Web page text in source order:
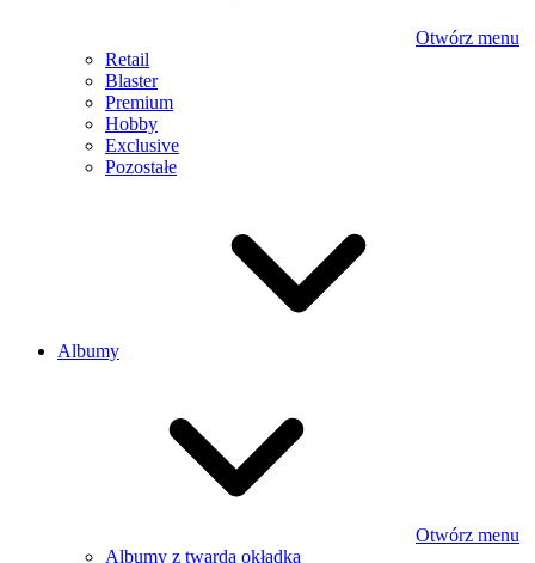
Otwórz menu
Retail
Blaster
Premium
Hobby
Exclusive
Pozostałe
Albumy
Otwórz menu
Albumy z twardą okładką